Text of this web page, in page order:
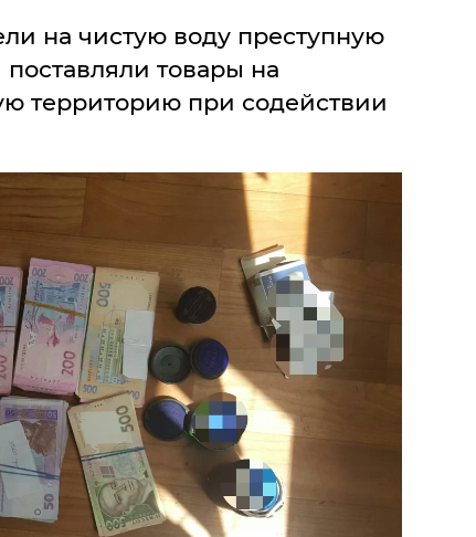
на чистую воду преступную
товары на
территорию при содействии